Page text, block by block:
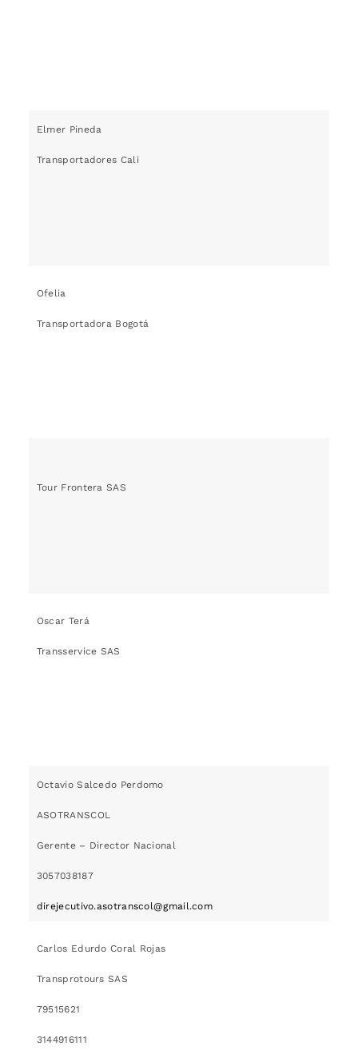
Elmer Pineda
Transportadores Cali
Ofelia
Transportadora Bogotá
Tour Frontera SAS
Oscar Terá
Transservice SAS
Octavio Salcedo Perdomo
ASOTRANSCOL
Gerente – Director Nacional
3057038187
direjecutivo.asotranscol@gmail.com
Carlos Edurdo Coral Rojas
Transprotours SAS
79515621
3144916111